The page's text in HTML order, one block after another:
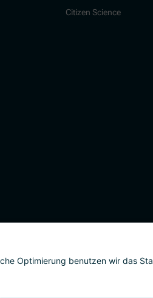
Citizen Science